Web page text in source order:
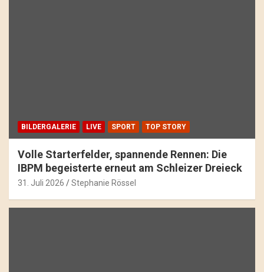
BILDERGALERIE LIVE SPORT TOP STORY
Volle Starterfelder, spannende Rennen: Die
IBPM begeisterte erneut am Schleizer Dreieck
31. Juli 2026 Stephanie Rössel